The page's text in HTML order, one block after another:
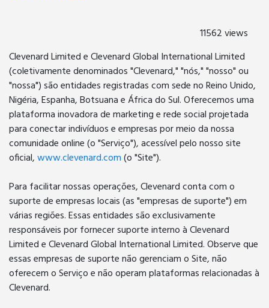
11562 views
Clevenard Limited e Clevenard Global International Limited
(coletivamente denominados "Clevenard," "nós," "nosso" ou
"nossa") são entidades registradas com sede no Reino Unido,
Nigéria, Espanha, Botsuana e África do Sul. Oferecemos uma
plataforma inovadora de marketing e rede social projetada
para conectar indivíduos e empresas por meio da nossa
comunidade online (o "Serviço"), acessível pelo nosso site
oficial,www.clevenard.com(o "Site").
Para facilitar nossas operações, Clevenard conta com o
suporte de empresas locais (as "empresas de suporte") em
várias regiões. Essas entidades são exclusivamente
responsáveis por fornecer suporte interno à Clevenard
Limited e Clevenard Global International Limited. Observe que
essas empresas de suporte não gerenciam o Site, não
oferecem o Serviço e não operam plataformas relacionadas à
Clevenard.